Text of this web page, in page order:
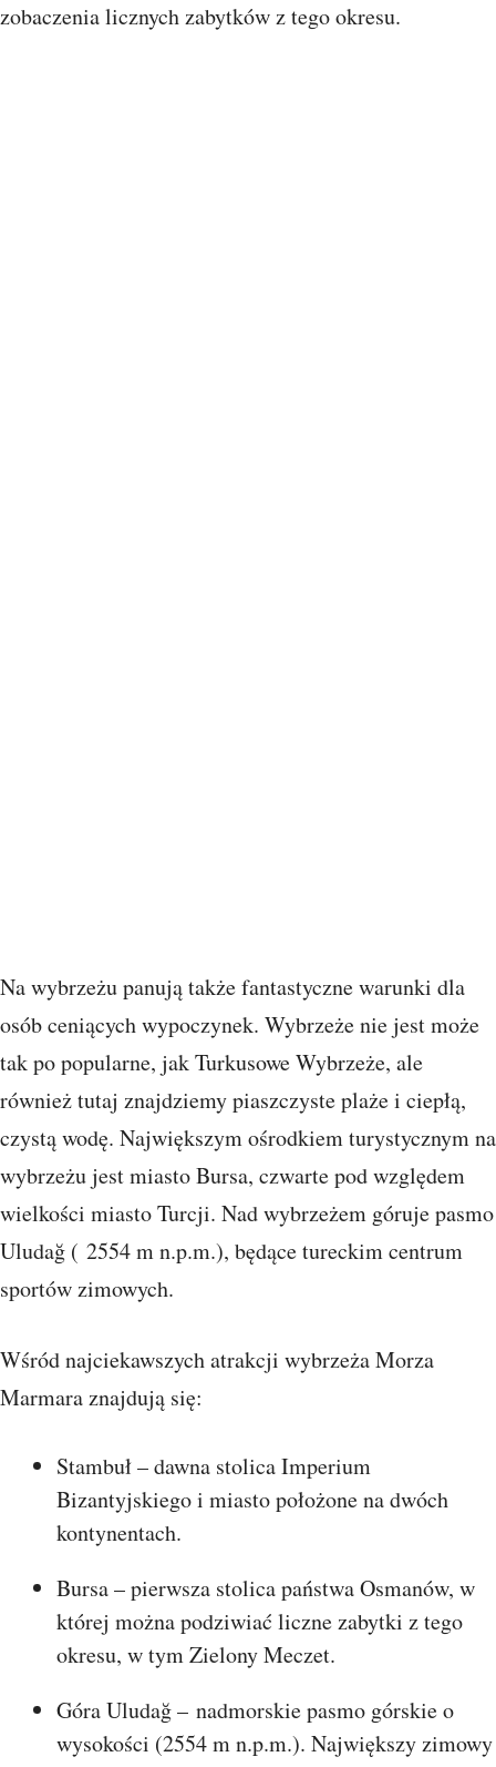
zobaczenia licznych zabytków z tego okresu.
Na wybrzeżu panują także fantastyczne warunki dla
osób ceniących wypoczynek. Wybrzeże nie jest może
tak po popularne, jak Turkusowe Wybrzeże, ale
również tutaj znajdziemy piaszczyste plaże i ciepłą,
czystą wodę. Największym ośrodkiem turystycznym na
wybrzeżu jest miasto Bursa, czwarte pod względem
wielkości miasto Turcji. Nad wybrzeżem góruje pasmo
Uludağ ( 2554 m n.p.m.), będące tureckim centrum
sportów zimowych.
Wśród najciekawszych atrakcji wybrzeża Morza
Marmara znajdują się:
Stambuł – dawna stolica Imperium
Bizantyjskiego i miasto położone na dwóch
kontynentach.
Bursa – pierwsza stolica państwa Osmanów, w
której można podziwiać liczne zabytki z tego
okresu, w tym Zielony Meczet.
Góra Uludağ – nadmorskie pasmo górskie o
wysokości (2554 m n.p.m.). Największy zimowy